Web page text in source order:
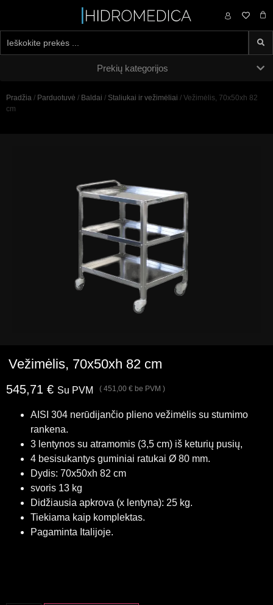
0,00 €
Prekių kategorijos
Pradžia / Parduotuvė / Baldai / Staliukai ir vežimėliai / Vežimėlis, 70x50xh 82
cm
Vežimėlis, 70x50xh 82 cm
545,71 € Su PVM ( 451,00 € be PVM )
AISI 304 nerūdijančio plieno vežimėlis su stumimo
rankena.
3 lentynos su atramomis (3,5 cm) iš keturių pusių,
4 besisukantys guminiai ratukai Ø 80 mm.
Dydis: 70x50xh 82 cm
svoris 13 kg
Didžiausia apkrova (x lentyna): 25 kg.
Tiekiama kaip komplektas.
Pagaminta Italijoje.